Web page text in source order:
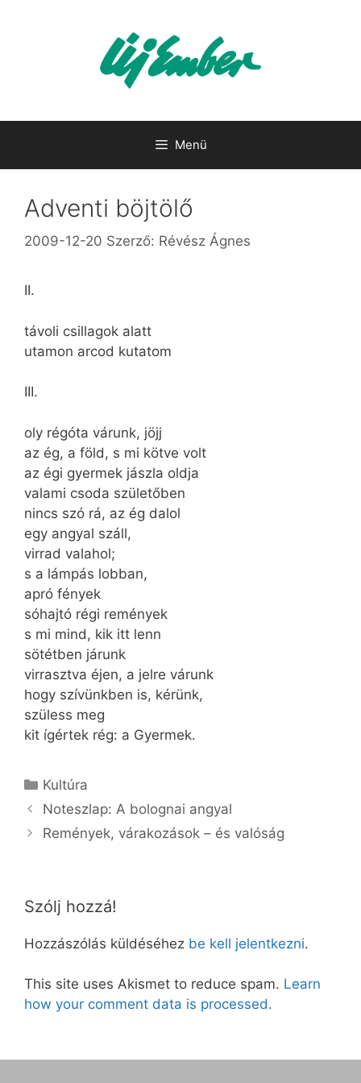
Menü
Adventi böjtölő
2009-12-20 Szerző: Révész Ágnes
II.
távoli csillagok alatt
utamon arcod kutatom
III.
oly régóta várunk, jöjj
az ég, a föld, s mi kötve volt
az égi gyermek jászla oldja
valami csoda születőben
nincs szó rá, az ég dalol
egy angyal száll,
virrad valahol;
s a lámpás lobban,
apró fények
sóhajtó régi remények
s mi mind, kik itt lenn
sötétben járunk
virrasztva éjen, a jelre várunk
hogy szívünkben is, kérünk,
szüless meg
kit ígértek rég: a Gyermek.
Kategória
Kultúra
Noteszlap: A bolognai angyal
Remények, várakozások – és valóság
Szólj hozzá!
Hozzászólás küldéséhez be kell jelentkezni.
This site uses Akismet to reduce spam. Learn
how your comment data is processed.